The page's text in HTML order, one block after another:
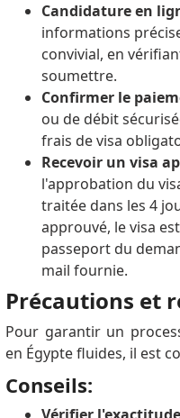
Candidature en
informations
convivial, en
soumettre.
Confirmer le
ou de débit
frais de visa
Recevoir un visa
l'approbation du
traitée dans les 4
approuvé, le visa
passeport du
mail fournie.
Précautions et
Pour garantir un
en Égypte fluides, il est
Conseils: